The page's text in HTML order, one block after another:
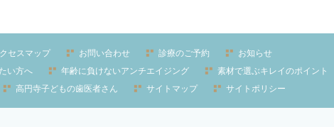
セスマップ お問い合わせ 診療のご予約
お知らせ
い方へ 年齢に負けないアンチエイジング
素材で選ぶキレイのポイント
高円寺子どもの歯医者さん サイトマップ サイトポリシー